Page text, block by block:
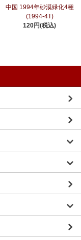
中国 1994年砂漠緑化4種
(1994-4T)
120円(税込)